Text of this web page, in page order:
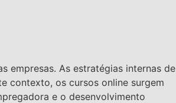
empresas. As estratégias internas de
contexto, os cursos online surgem
e o desenvolvimento